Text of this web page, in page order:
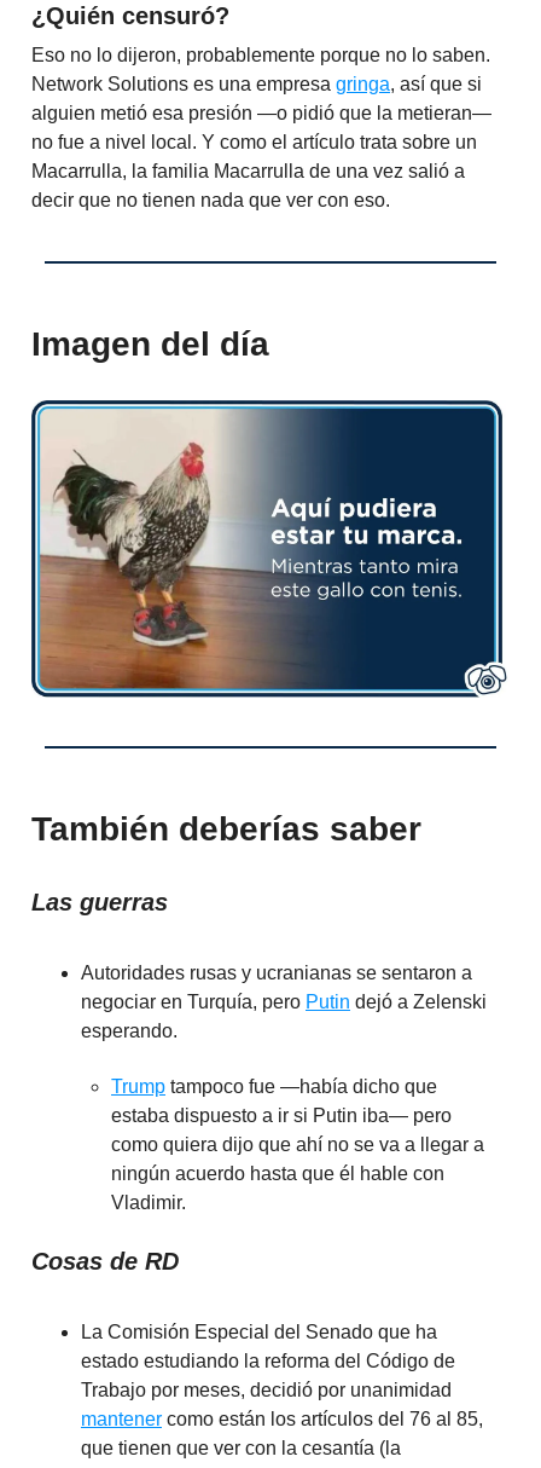
¿Quién censuró?
Eso no lo dijeron, probablemente porque no lo saben.
Network Solutions es una empresa gringa, así que si
alguien metió esa presión —o pidió que la metieran—
no fue a nivel local. Y como el artículo trata sobre un
Macarrulla, la familia Macarrulla de una vez salió a
decir que no tienen nada que ver con eso.
Imagen del día
También deberías saber
Las guerras
Autoridades rusas y ucranianas se sentaron a
negociar en Turquía, pero Putin dejó a Zelenski
esperando.
Trump tampoco fue —había dicho que
estaba dispuesto a ir si Putin iba— pero
como quiera dijo que ahí no se va a llegar a
ningún acuerdo hasta que él hable con
Vladimir.
Cosas de RD
La Comisión Especial del Senado que ha
estado estudiando la reforma del Código de
Trabajo por meses, decidió por unanimidad
mantener como están los artículos del 76 al 85,
que tienen que ver con la cesantía (la